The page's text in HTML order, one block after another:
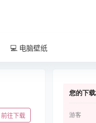
💻 电脑壁纸
前往下载
您的下
游客